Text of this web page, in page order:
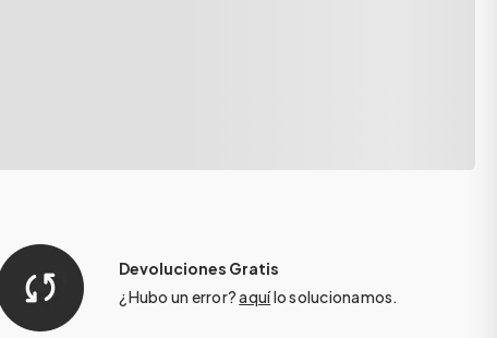
Devoluciones Gratis
¿Hubo un error?aquílo solucionamos.